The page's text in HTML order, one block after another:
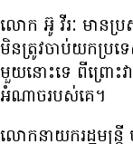
លោក អ៊ូ វីរៈ មាន​ប្រ
មិន​ត្រូវ​ចាប់​យក​ប្រ
មួយ​នោះ​ទេ ពី​ព្រោះ​វ
អំណាច​​របស់​គេ។
លោក​នាយករដ្ឋមន្ត្